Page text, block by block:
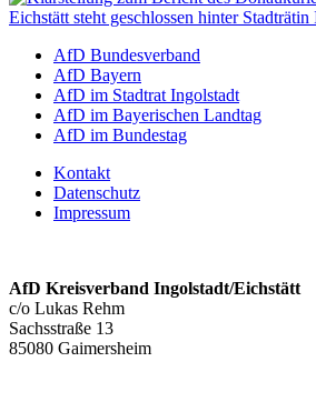
AfD Bundesverband
AfD Bayern
AfD im Stadtrat Ingolstadt
AfD im Bayerischen Landtag
AfD im Bundestag
Kontakt
Datenschutz
Impressum
AfD Kreisverband Ingolstadt/Eichstätt
c/o Lukas Rehm
Sachsstraße 13
85080 Gaimersheim